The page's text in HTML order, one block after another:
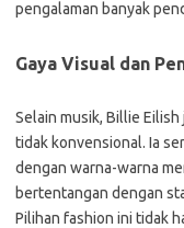
pengalaman banyak
Gaya Visual dan
Selain musik, Billie
tidak konvensional. Ia
dengan warna-warna
bertentangan dengan
Pilihan fashion ini tidak